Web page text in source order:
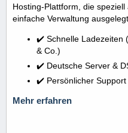
Hosting-Plattform, die
einfache Verwaltung
✔️ Schnelle Ladezeiten
& Co.)
✔️ Deutsche Server &
✔️ Persönlicher Support
Mehr erfahren